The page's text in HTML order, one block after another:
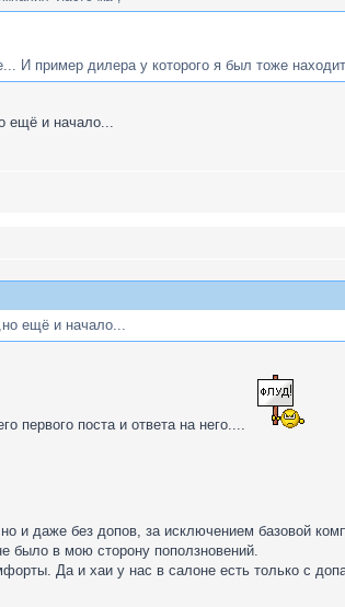
И пример дилера у которого я был тоже
ещё и начало...
ещё и начало...
первого поста и ответа на него....
и даже без допов, за исключением базовой
было в мою сторону поползновений.
Да и хаи у нас в салоне есть только с